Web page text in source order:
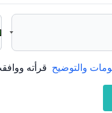
البقع السطحية
والتوضيح قرأته